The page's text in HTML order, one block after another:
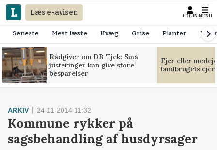
Læs e-avisen LOGIN MENU
Seneste Mest læste Kvæg Grise Planter
Rådgiver om DB-Tjek: Små
justeringer kan give store
besparelser
Ejer eller
landbrugets
ARKIV 24-11-2014 11:32
Kommune rykker på
sagsbehandling af husdyrsager